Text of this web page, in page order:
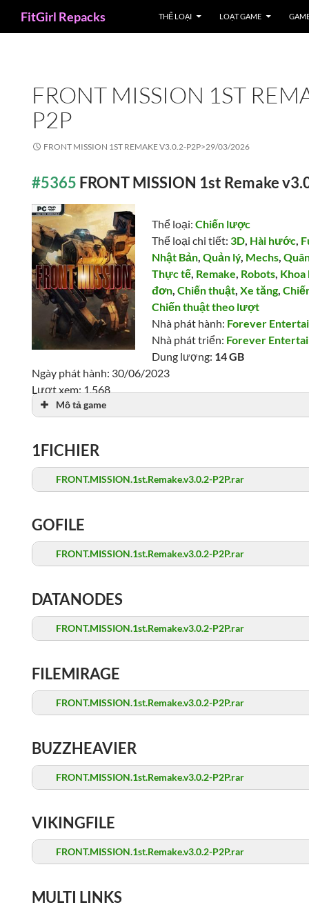
FitGirl Repacks THỂ LOẠI LOẠT GAME
FRONT MISSION 1ST
P2P
FRONT MISSION 1ST REMAKE V3.0.2-P2P>29/03/2026
#5365 FRONT MISSION 1st Remake
Thể loại:Chiến lược
Thể loại chi tiết: 3D, Hài hước,
Nhật Bản,Quản lý, Mechs,
Thực tế, Remake, Robots,
đơn,Chiến thuật,Xe tăng,
Chiến thuật theo lượt
Nhà phát hành: Forever
Nhà phát triển: Forever
Dung lượng: 14 GB
Ngày phát hành: 30/06/2023
Lượt xem: 1,568
Mô tả game
1FICHIER
FRONT.MISSION.1st.Remake.v3.0.2-P2P.rar
GOFILE
FRONT.MISSION.1st.Remake.v3.0.2-P2P.rar
DATANODES
FRONT.MISSION.1st.Remake.v3.0.2-P2P.rar
FILEMIRAGE
FRONT.MISSION.1st.Remake.v3.0.2-P2P.rar
BUZZHEAVIER
FRONT.MISSION.1st.Remake.v3.0.2-P2P.rar
VIKINGFILE
FRONT.MISSION.1st.Remake.v3.0.2-P2P.rar
MULTI LINKS